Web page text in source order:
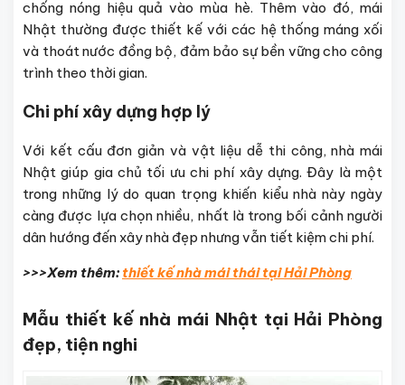
chống nóng hiệu quả vào mùa hè. Thêm vào đó, mái
Nhật thường được thiết kế với các hệ thống máng xối
và thoát nước đồng bộ, đảm bảo sự bền vững cho công
trình theo thời gian.
Chi phí xây dựng hợp lý
Với kết cấu đơn giản và vật liệu dễ thi công, nhà mái
Nhật giúp gia chủ tối ưu chi phí xây dựng. Đây là một
trong những lý do quan trọng khiến kiểu nhà này ngày
càng được lựa chọn nhiều, nhất là trong bối cảnh người
dân hướng đến xây nhà đẹp nhưng vẫn tiết kiệm chi phí.
>>>Xem thêm: thiết kế nhà mái thái tại Hải Phòng
Mẫu thiết kế nhà mái Nhật tại Hải Phòng
đẹp, tiện nghi